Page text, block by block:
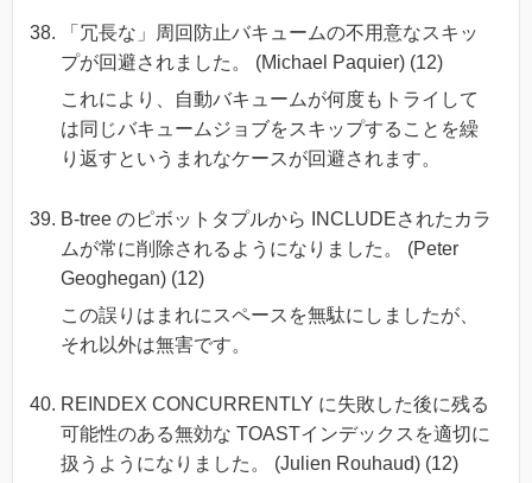
「冗長な」周回防止バキュームの不用意なスキッ
プが回避されました。 (Michael Paquier) (12)
これにより、自動バキュームが何度もトライして
は同じバキュームジョブをスキップすることを繰
り返すというまれなケースが回避されます。
B-tree のピボットタプルから INCLUDEされたカラ
ムが常に削除されるようになりました。 (Peter
Geoghegan) (12)
この誤りはまれにスペースを無駄にしましたが、
それ以外は無害です。
REINDEX CONCURRENTLY に失敗した後に残る
可能性のある無効な TOASTインデックスを適切に
扱うようになりました。 (Julien Rouhaud) (12)